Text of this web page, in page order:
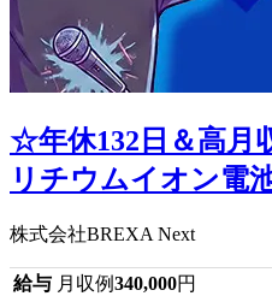
☆年休132日＆高月
リチウムイオン電
株式会社BREXA Next
給与 月収例340,000円